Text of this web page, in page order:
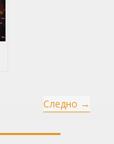
Следно →